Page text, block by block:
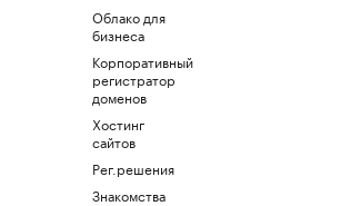
Облако для
бизнеса
Корпоративный
регистратор
доменов
Хостинг
сайтов
Рег.решения
Знакомства